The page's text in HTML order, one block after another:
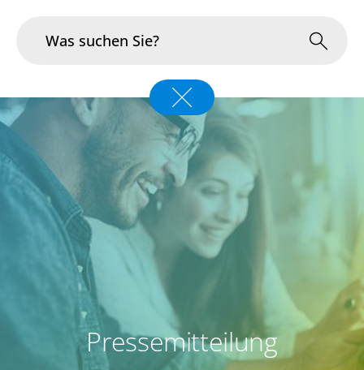
Branchen
Im Fokus
Portfolio
Infrastruktur & Betrieb
Pressemitteilung